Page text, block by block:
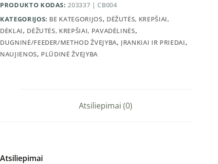
PRODUKTO KODAS:203337 | CB004
KATEGORIJOS: BE KATEGORIJOS, DĖŽUTĖS, KREPŠIAI,
DĖKLAI, DĖŽUTĖS, KREPŠIAI, PAVADĖLINĖS,
DUGNINĖ/FEEDER/METHOD ŽVEJYBA, ĮRANKIAI IR PRIEDAI,
NAUJIENOS, PLŪDINĖ ŽVEJYBA
Atsiliepimai (0)
Atsiliepimai